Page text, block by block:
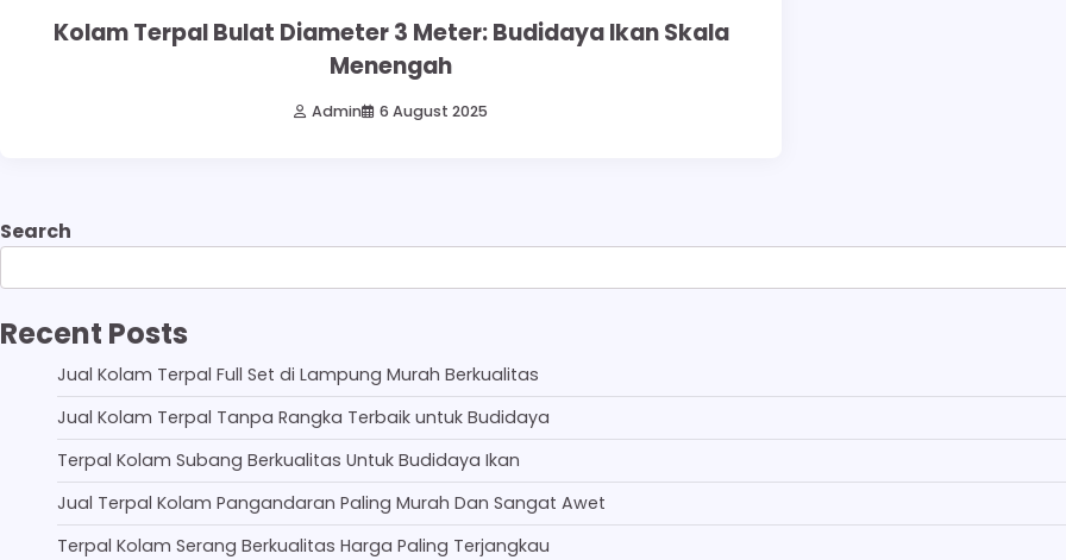
Kolam Terpal Bulat Diameter 3 Meter: Budidaya Ikan Skala
Menengah
Admin 6 August 2025
Search
Recent Posts
Jual Kolam Terpal Full Set di Lampung Murah Berkualitas
Jual Kolam Terpal Tanpa Rangka Terbaik untuk Budidaya
Terpal Kolam Subang Berkualitas Untuk Budidaya Ikan
Jual Terpal Kolam Pangandaran Paling Murah Dan Sangat Awet
Terpal Kolam Serang Berkualitas Harga Paling Terjangkau